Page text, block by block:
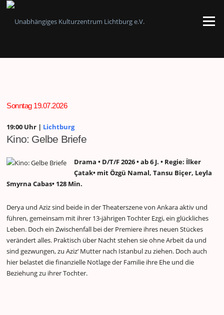
Zum
springen
Menü
Sonntag 19.07.2026
19:00 Uhr | Lichtburg
Kino: Gelbe Briefe
Drama • D/T/F 2026 • ab 6 J. • Regie: İlker
Çatak• mit Özgü Namal, Tansu Biçer, Leyla
Smyrna Cabas• 128 Min.
Derya und Aziz sind beide in der Theaterszene von Ankara aktiv und
führen, gemeinsam mit ihrer 13-jährigen Tochter Ezgi, ein glückliches
Leben. Doch ein Zwischenfall bei der Premiere ihres neuen Stückes
verändert alles. Praktisch über Nacht stehen sie ohne Arbeit da und
sind gezwungen, zu Aziz‘ Mutter nach Istanbul zu ziehen. Doch auch
hier belastet die finanzielle Notlage der Familie ihre Ehe und die
Beziehung zu ihrer Tochter.